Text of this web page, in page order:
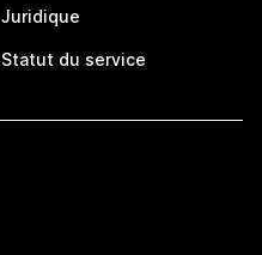
Juridique
Statut du service